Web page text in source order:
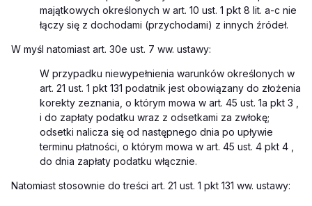
majątkowych określonych w art. 10 ust. 1 pkt 8 lit. a-c nie
łączy się z dochodami (przychodami) z innych źródeł.
W myśl natomiast art. 30e ust. 7 ww. ustawy:
W przypadku niewypełnienia warunków określonych w
art. 21 ust. 1 pkt 131 podatnik jest obowiązany do złożenia
korekty zeznania, o którym mowa w art. 45 ust. 1a pkt 3 ,
i do zapłaty podatku wraz z odsetkami za zwłokę;
odsetki nalicza się od następnego dnia po upływie
terminu płatności, o którym mowa w art. 45 ust. 4 pkt 4 ,
do dnia zapłaty podatku włącznie.
Natomiast stosownie do treści art. 21 ust. 1 pkt 131 ww. ustawy: